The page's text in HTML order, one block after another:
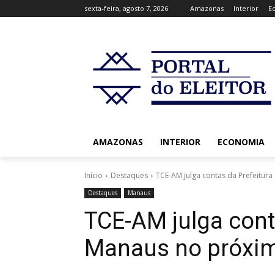
sexta-feira, agosto 7, 2026 Amazonas Interior
AMAZONAS INTERIOR ECONOMIA
Início Destaques TCE-AM julga contas da
Destaques Manaus
TCE-AM julga
Manaus no